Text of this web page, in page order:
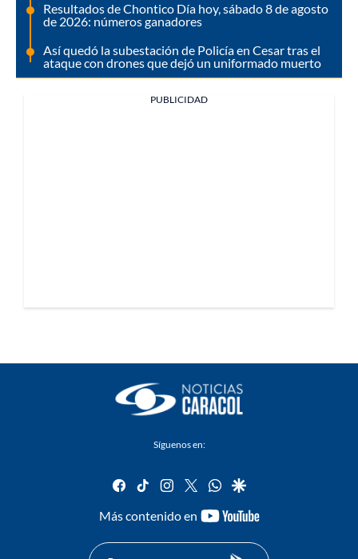
Resultados de Chontico Día hoy, sábado 8 de agosto
de 2026: números ganadores
Así quedó la subestación de Policía en Cesar tras el
ataque con drones que dejó un uniformado muerto
PUBLICIDAD
Síguenos en:
facebook
tiktok instagram
twitterwhatsapp
google
Más contenido en
youtube-